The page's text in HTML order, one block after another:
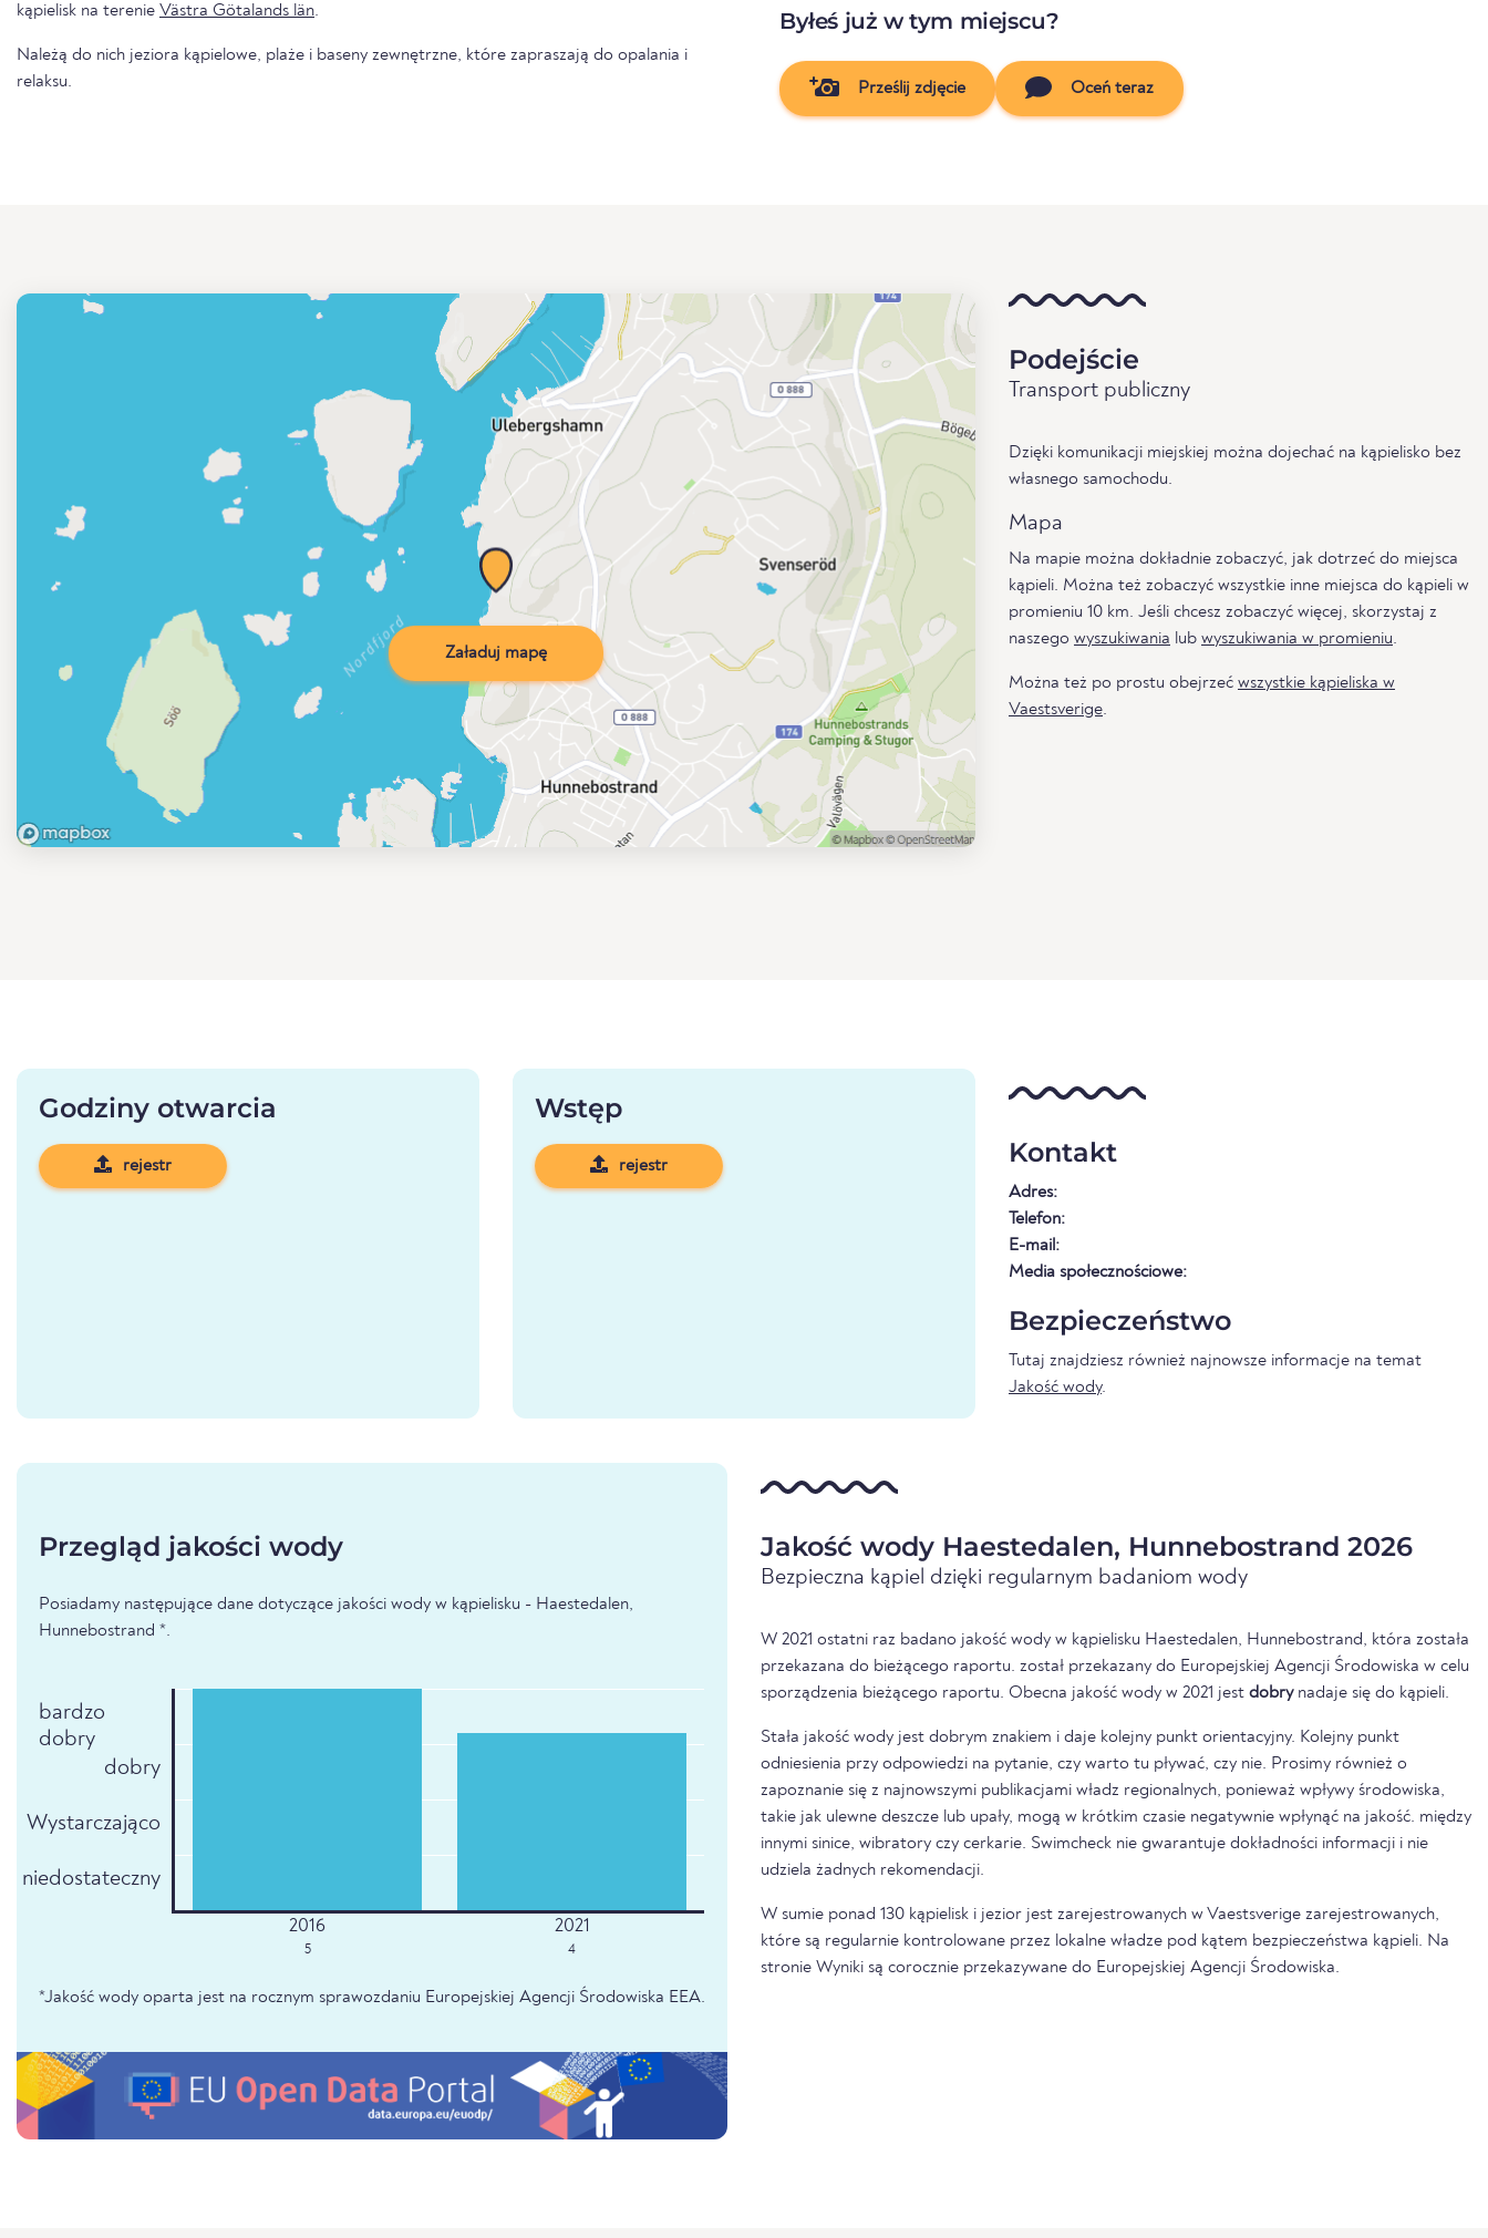
kąpielisk na terenie Västra Götalands län.
Należą do nich jeziora kąpielowe, plaże i baseny zewnętrzne, które zapraszają do opalania i
relaksu.
Byłeś już w tym miejscu?
Prześlij zdjęcie Oceń teraz
Załaduj mapę
Podejście
Transport publiczny
Dzięki komunikacji miejskiej można dojechać na kąpielisko bez
własnego samochodu.
Mapa
Na mapie można dokładnie zobaczyć, jak dotrzeć do miejsca
kąpieli. Można też zobaczyć wszystkie inne miejsca do kąpieli w
promieniu 10 km. Jeśli chcesz zobaczyć więcej, skorzystaj z
naszego wyszukiwania lub wyszukiwania w promieniu.
Można też po prostu obejrzeć wszystkie kąpieliska w
Vaestsverige.
Godziny otwarcia
rejestr
Wstęp
rejestr Kontakt
Adres:
Telefon:
E-mail:
Media społecznościowe:
Bezpieczeństwo
Tutaj znajdziesz również najnowsze informacje na temat
Jakość wody.
Przegląd jakości wody
Posiadamy następujące dane dotyczące jakości wody w kąpielisku - Haestedalen,
Hunnebostrand *.
bardzo
dobry
dobry
Wystarczająco
niedostateczny
5 4
*Jakość wody oparta jest na rocznym sprawozdaniu Europejskiej Agencji Środowiska EEA.
Jakość wody Haestedalen, Hunnebostrand 2026
Bezpieczna kąpiel dzięki regularnym badaniom wody
W 2021 ostatni raz badano jakość wody w kąpielisku Haestedalen, Hunnebostrand, która została
przekazana do bieżącego raportu. został przekazany do Europejskiej Agencji Środowiska w celu
sporządzenia bieżącego raportu. Obecna jakość wody w 2021 jest dobrynadaje się do kąpieli.
Stała jakość wody jest dobrym znakiem i daje kolejny punkt orientacyjny. Kolejny punkt
odniesienia przy odpowiedzi na pytanie, czy warto tu pływać, czy nie. Prosimy również o
zapoznanie się z najnowszymi publikacjami władz regionalnych, ponieważ wpływy środowiska,
takie jak ulewne deszcze lub upały, mogą w krótkim czasie negatywnie wpłynąć na jakość. między
innymi sinice, wibratory czy cerkarie. Swimcheck nie gwarantuje dokładności informacji i nie
udziela żadnych rekomendacji.
W sumie ponad 130 kąpielisk i jezior jest zarejestrowanych w Vaestsverige zarejestrowanych,
które są regularnie kontrolowane przez lokalne władze pod kątem bezpieczeństwa kąpieli. Na
stronie Wyniki są corocznie przekazywane do Europejskiej Agencji Środowiska.